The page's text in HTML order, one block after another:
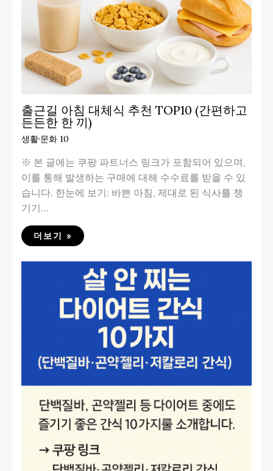
출근길 아침 대체식 추천 TOP10 (간편하고
든든한 한 끼)
생활·문화 10
※ 본 글에는 쿠팡 파트너스 링크가 포함되어 있으며,
이를 통해 발생하는 구매에 대해 수수료를 받을 수 있
습니다. 한눈에 보기: 바쁜 아침, 제대로 된 식사를 챙
기기…
더보기 »